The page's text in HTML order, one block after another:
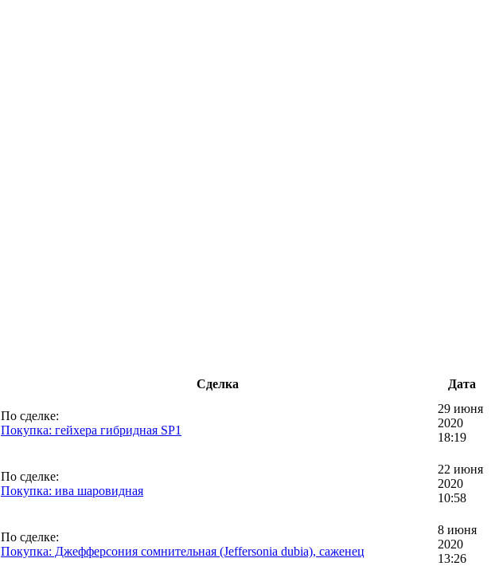
Сделка Дата
По сделке:
Покупка: гейхера гибридная SP1
29 июня
2020
18:19
По сделке:
Покупка: ива шаровидная
22 июня
2020
10:58
По сделке:
Покупка: Джефферсония сомнительная (Jeffersonia dubia), саженец
8 июня
2020
13:26